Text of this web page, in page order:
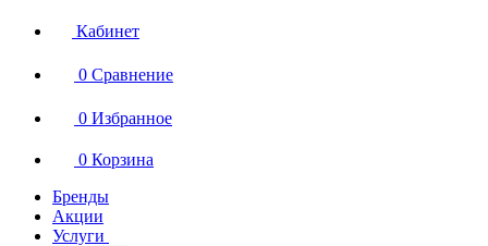
Кабинет
0 Сравнение
0 Избранное
0 Корзина
Бренды
Акции
Услуги